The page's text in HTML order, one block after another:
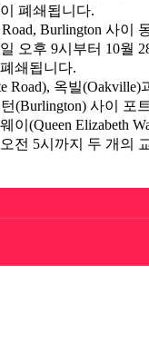
폐쇄됩니다.
Burlington 사이
오후 9시부터 10월
쇄됩니다.
Road), 옥빌
(Burlington) 사이 포
이(Queen Elizabeth
전 5시까지 두 개의